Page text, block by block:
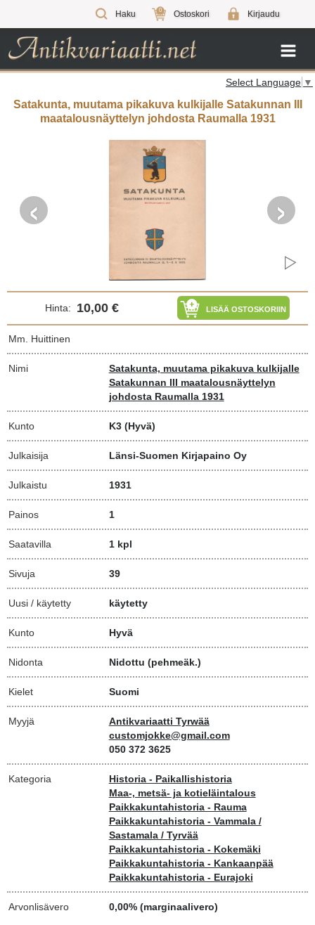
Haku 0 Ostoskori Kirjaudu
Select Language ▼
Satakunta, muutama pikakuva kulkijalle Satakunnan III
maatalousnäyttelyn johdosta Raumalla 1931
‹ ›
Hinta: 10,00 € LISÄÄ OSTOSKORIIN
Mm. Huittinen
Nimi
Satakunta, muutama pikakuva kulkijalle
Satakunnan III maatalousnäyttelyn
johdosta Raumalla 1931
Kunto K3 (Hyvä)
Julkaisija Länsi-Suomen Kirjapaino Oy
Julkaistu 1931
Painos 1
Saatavilla 1 kpl
Sivuja 39
Uusi / käytetty käytetty
Kunto Hyvä
Nidonta Nidottu (pehmeäk.)
Kielet Suomi
Myyjä
Antikvariaatti Tyrwää
customjokke@gmail.com
050 372 3625
Kategoria
Historia - Paikallishistoria
Maa-, metsä- ja kotieläintalous
Paikkakuntahistoria - Rauma
Paikkakuntahistoria - Vammala /
Sastamala / Tyrvää
Paikkakuntahistoria - Kokemäki
Paikkakuntahistoria - Kankaanpää
Paikkakuntahistoria - Eurajoki
Arvonlisävero 0,00% (marginaalivero)